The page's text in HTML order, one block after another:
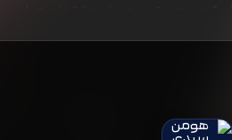
اداری و تاثیر آن بر زندگی
موقعیت‌های پرتنش و احساسی را خلق
و باورپذیری ویژه‌ای به داستان
می‌دارد. برای دانلود فیلم مصادره